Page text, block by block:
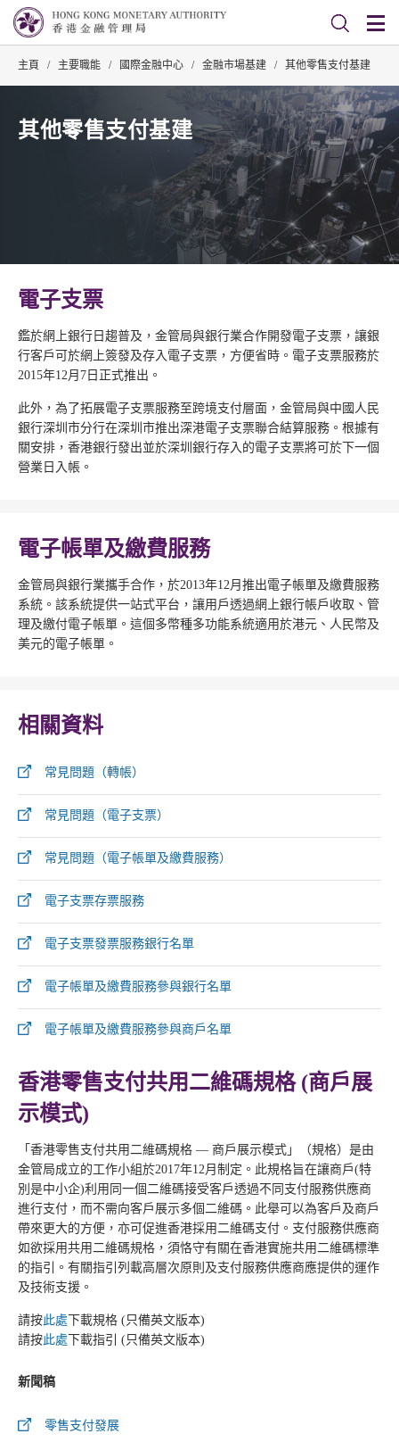
主頁 / 主要職能 / 國際金融中心 / 金融市場基建 / 其他零售支付基建
其他零售支付基建
電子支票
鑑於網上銀行日趨普及，金管局與銀行業合作開發電子支票，讓銀
行客戶可於網上簽發及存入電子支票，方便省時。電子支票服務於
2015年12月7日正式推出。
此外，為了拓展電子支票服務至跨境支付層面，金管局與中國人民
銀行深圳市分行在深圳市推出深港電子支票聯合結算服務。根據有
關安排，香港銀行發出並於深圳銀行存入的電子支票將可於下一個
營業日入帳。
電子帳單及繳費服務
金管局與銀行業攜手合作，於2013年12月推出電子帳單及繳費服務
系統。該系統提供一站式平台，讓用戶透過網上銀行帳戶收取、管
理及繳付電子帳單。這個多幣種多功能系統適用於港元、人民幣及
美元的電子帳單。
相關資料
常見問題（轉帳）
常見問題（電子支票）
常見問題（電子帳單及繳費服務）
電子支票存票服務
電子支票發票服務銀行名單
電子帳單及繳費服務參與銀行名單
電子帳單及繳費服務參與商戶名單
香港零售支付共用二維碼規格 (商戶展
示模式)
「香港零售支付共用二維碼規格 — 商戶展示模式」（規格）是由
金管局成立的工作小組於2017年12月制定。此規格旨在讓商戶(特
別是中小企)利用同一個二維碼接受客戶透過不同支付服務供應商
進行支付，而不需向客戶展示多個二維碼。此舉可以為客戶及商戶
帶來更大的方便，亦可促進香港採用二維碼支付。支付服務供應商
如欲採用共用二維碼規格，須恪守有關在香港實施共用二維碼標準
的指引。有關指引列載高層次原則及支付服務供應商應提供的運作
及技術支援。
請按此處 下載規格 (只備英文版本)
請按此處 下載指引 (只備英文版本)
新聞稿
零售支付發展